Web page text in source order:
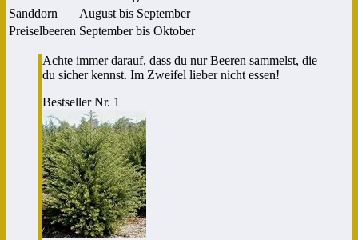
Sanddorn
August bis September
Preiselbeeren September bis Oktober
Achte immer darauf, dass du nur Beeren sammelst, die
du sicher kennst. Im Zweifel lieber nicht essen!
Bestseller Nr. 1